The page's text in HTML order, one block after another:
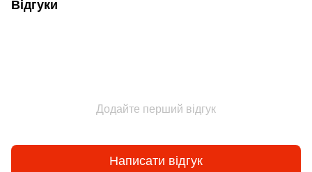
Відгуки
Додайте перший відгук
Написати відгук